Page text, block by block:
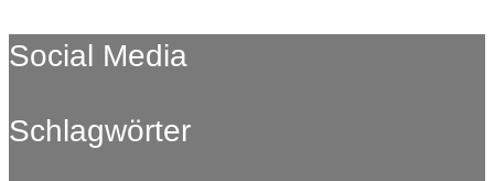
Social Media
Schlagwörter